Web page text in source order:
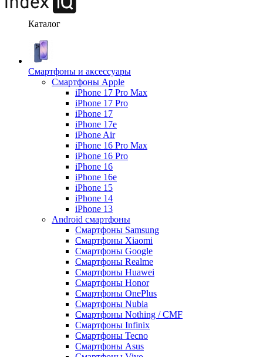
Каталог
Смартфоны и аксессуары
Смартфоны Apple
iPhone 17 Pro Max
iPhone 17 Pro
iPhone 17
iPhone 17e
iPhone Air
iPhone 16 Pro Max
iPhone 16 Pro
iPhone 16
iPhone 16e
iPhone 15
iPhone 14
iPhone 13
Android cмартфоны
Смартфоны Samsung
Смартфоны Xiaomi
Смартфоны Google
Смартфоны Realme
Смартфоны Huawei
Смартфоны Honor
Смартфоны OnePlus
Смартфоны Nubia
Смартфоны Nothing / CMF
Смартфоны Infinix
Смартфоны Tecno
Смартфоны Asus